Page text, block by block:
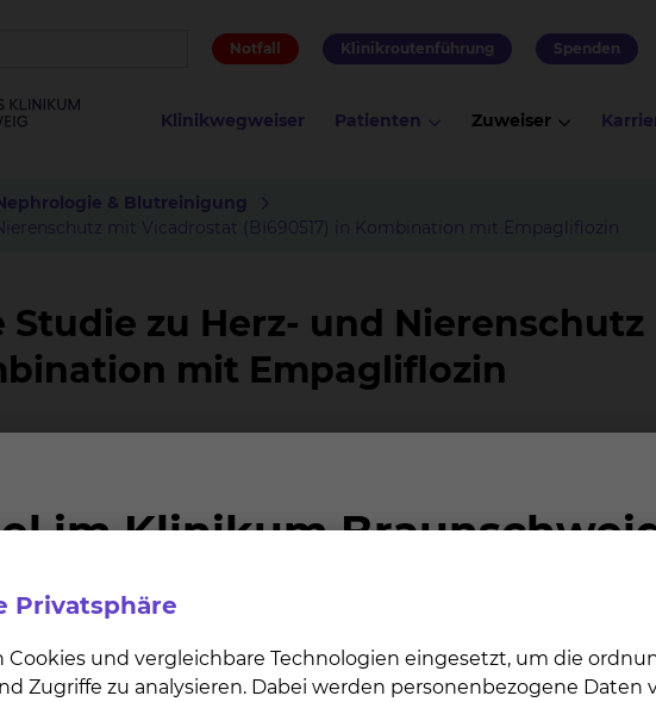
Notfall Klinikroutenführung Spenden
Klinikwegweiser Patienten Zuweiser
& Blutreinigung
mit Vicadrostat (BI690517) in Kombination mit Empagliflozin
Studie zu Herz- und
mit Empagliflozin
Medikamente wie SGLT-2-Inhibitoren bereits Schutz
senken kann. Ziel der weltweiten Studie ist es nachzuweisen, ob
Privatsphäre
Cookies und vergleichbare Technologien eingesetzt, um die
Zugriffe zu analysieren. Dabei werden personenbezogene Daten